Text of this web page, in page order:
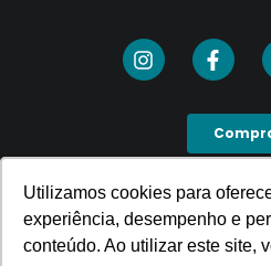
Utilizamos cookies para
experiência, desempenho e
conteúdo. Ao utilizar este site,
Utilizamos cookies para
experiência, desempenho e
conteúdo. Ao utilizar este site,
SEJA UM